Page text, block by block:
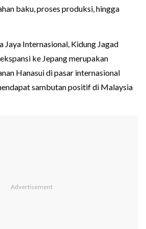
baku, proses produksi, hingga
Jaya Internasional, Kidung Jagad
ke Jepang merupakan
Hanasui di pasar internasional
sambutan positif di Malaysia